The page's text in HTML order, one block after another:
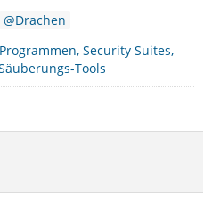
Drachen
Security Suites,
Tools